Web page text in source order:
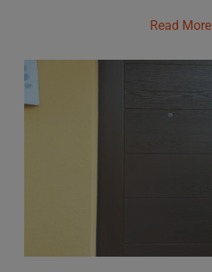
Read More